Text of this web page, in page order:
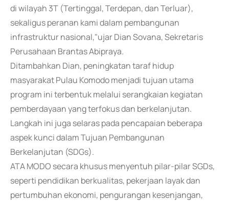
di wilayah 3T (Tertinggal, Terdepan, dan Terluar),
sekaligus peranan kami dalam pembangunan
infrastruktur nasional,"ujar Dian Sovana, Sekretaris
Perusahaan Brantas Abipraya.
Ditambahkan Dian, peningkatan taraf hidup
masyarakat Pulau Komodo menjadi tujuan utama
program ini terbentuk melalui serangkaian kegiatan
pemberdayaan yang terfokus dan berkelanjutan.
Langkah ini juga selaras pada pencapaian beberapa
aspek kunci dalam Tujuan Pembangunan
Berkelanjutan (SDGs).
ATA MODO secara khusus menyentuh pilar-pilar SGDs,
seperti pendidikan berkualitas, pekerjaan layak dan
pertumbuhan ekonomi, pengurangan kesenjangan,